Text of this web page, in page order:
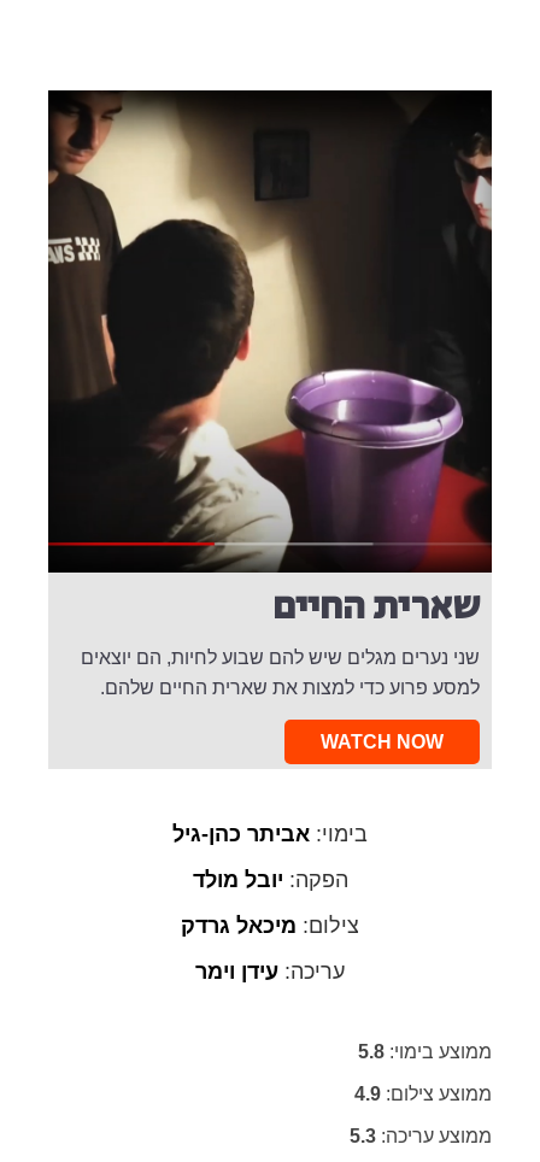
שארית החיים
שני נערים מגלים שיש להם שבוע לחיות, הם יוצאים
למסע פרוע כדי למצות את שארית החיים שלהם.
WATCH NOW
בימוי: אביתר כהן-גיל
הפקה: יובל מולד
צילום: מיכאל גרדק
עריכה: עידן וימר
ממוצע בימוי: 5.8
ממוצע צילום: 4.9
ממוצע עריכה: 5.3